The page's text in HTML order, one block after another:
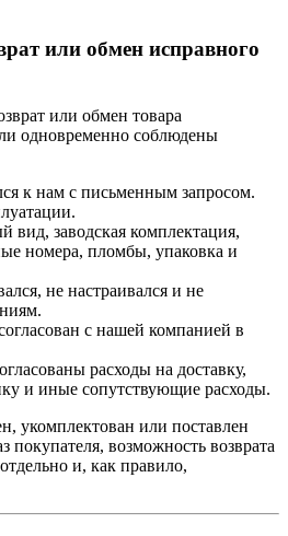
или обмен исправного
или обмен товара
одновременно соблюдены
к нам с письменным запросом.
вид, заводская комплектация,
номера, пломбы, упаковка и
не настраивался и не
с нашей компанией в
расходы на доставку,
и иные сопутствующие расходы.
укомплектован или поставлен
покупателя, возможность возврата
и, как правило,